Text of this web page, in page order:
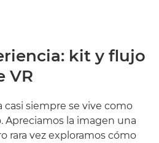
kit y flujo
VR
casi siempre se vive como
Apreciamos la imagen una
rara vez exploramos cómo